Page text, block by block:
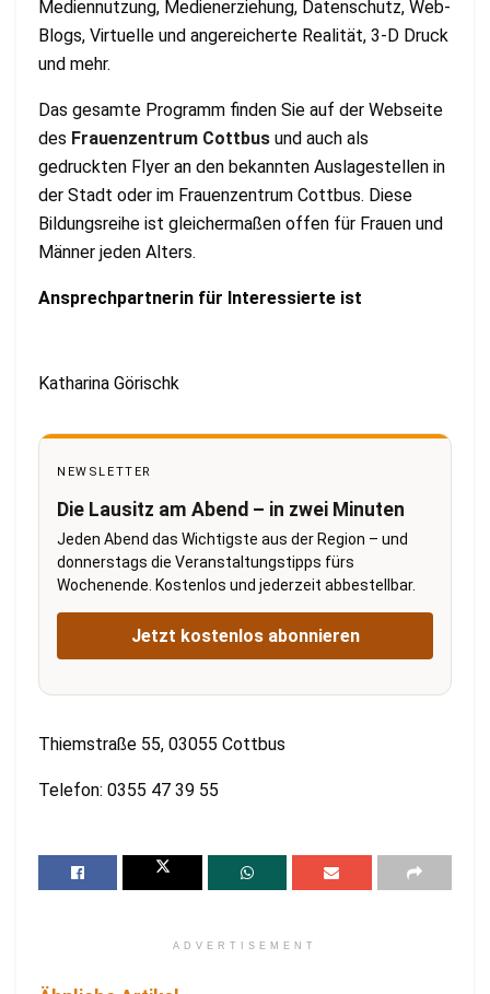
Mediennutzung, Medienerziehung, Datenschutz, Web-
Blogs, Virtuelle und angereicherte Realität, 3-D Druck
und mehr.
Das gesamte Programm finden Sie auf der Webseite
des Frauenzentrum Cottbus und auch als
gedruckten Flyer an den bekannten Auslagestellen in
der Stadt oder im Frauenzentrum Cottbus. Diese
Bildungsreihe ist gleichermaßen offen für Frauen und
Männer jeden Alters.
Ansprechpartnerin für Interessierte ist
Katharina Görischk
NEWSLETTER
Die Lausitz am Abend – in zwei Minuten
Jeden Abend das Wichtigste aus der Region – und
donnerstags die Veranstaltungstipps fürs
Wochenende. Kostenlos und jederzeit abbestellbar.
Jetzt kostenlos abonnieren
Thiemstraße 55, 03055 Cottbus
Telefon: 0355 47 39 55
ADVERTISEMENT